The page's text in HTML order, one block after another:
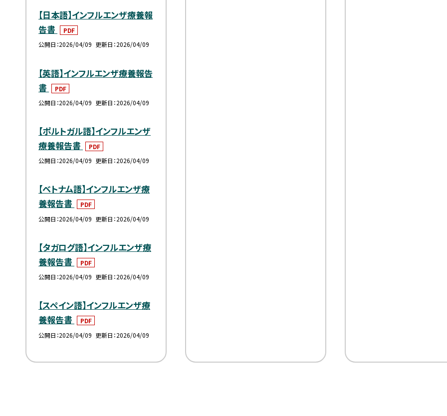
【日本語】インフルエンザ療養報
告書
PDF
公開日 2026/04/09 更新日 2026/04/09
【英語】インフルエンザ療養報告
書
PDF
公開日 2026/04/09 更新日 2026/04/09
【ポルトガル語】インフルエンザ
療養報告書
PDF
公開日 2026/04/09 更新日 2026/04/09
【ベトナム語】インフルエンザ療
養報告書
PDF
公開日 2026/04/09 更新日 2026/04/09
【タガログ語】インフルエンザ療
養報告書
PDF
公開日 2026/04/09 更新日 2026/04/09
【スペイン語】インフルエンザ療
養報告書
PDF
公開日 2026/04/09 更新日 2026/04/09